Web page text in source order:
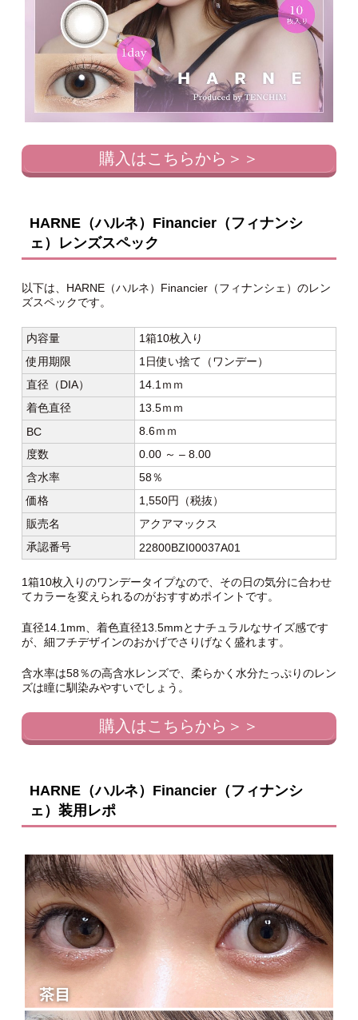
購入はこちらから＞＞
HARNE（ハルネ）Financier（フィナンシ
ェ）レンズスペック
以下は、HARNE（ハルネ）Financier（フィナンシェ）のレン
ズスペックです。
内容量
1箱10枚入り
使用期限
1日使い捨て（ワンデー）
直径（DIA）
14.1ｍｍ
着色直径
13.5ｍｍ
BC
8.6ｍｍ
度数
0.00 ～ – 8.00
含水率
58％
価格
1,550円（税抜）
販売名
アクアマックス
承認番号
22800BZI00037A01
1箱10枚入りのワンデータイプなので、その日の気分に合わせ
てカラーを変えられるのがおすすめポイントです。
直径14.1mm、着色直径13.5mmとナチュラルなサイズ感です
が、細フチデザインのおかげでさりげなく盛れます。
含水率は58％の高含水レンズで、柔らかく水分たっぷりのレン
ズは瞳に馴染みやすいでしょう。
購入はこちらから＞＞
HARNE（ハルネ）Financier（フィナンシ
ェ）装用レポ